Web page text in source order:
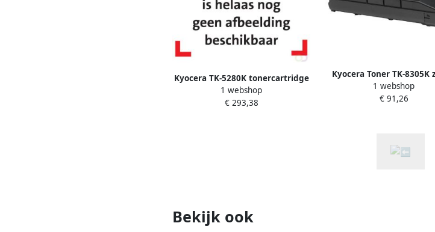
Kyocera TK-5280K tonercartridge
1 stuk(s) Origineel Zwart
(1T02TW0NL0)
1 webshop
€ 293,38
Kyocera Toner TK-8305K
1 webshop
€ 91,26
Bekijk ook